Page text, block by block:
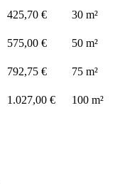
425,70 €
30 m²
575,00 €
50 m²
792,75 €
75 m²
1.027,00 € 100 m²